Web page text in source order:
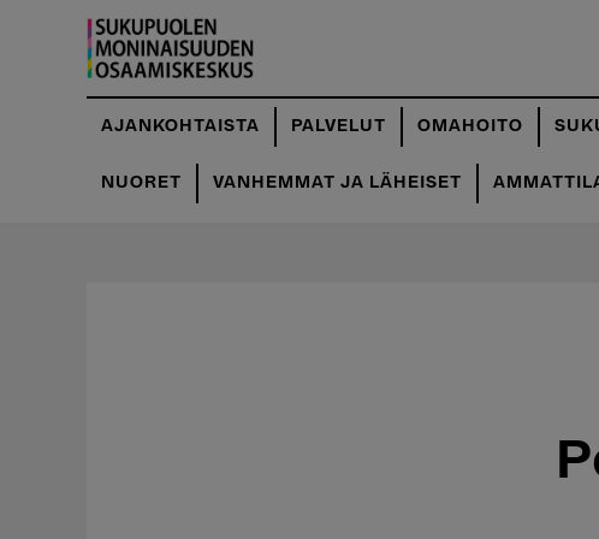
pääsisältöön
AJANKOHTAISTA PALVELUT OMAHOITO
NUORET VANHEMMAT JA LÄHEISET